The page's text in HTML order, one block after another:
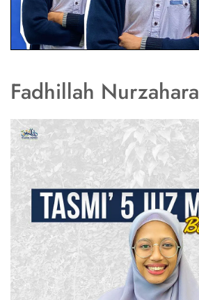
Fadhillah Nurzahara